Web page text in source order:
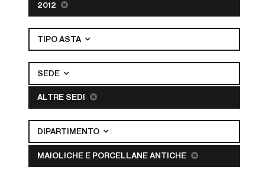
2012
TIPO ASTA
SEDE
ALTRE SEDI
DIPARTIMENTO
MAIOLICHE E PORCELLANE ANTICHE